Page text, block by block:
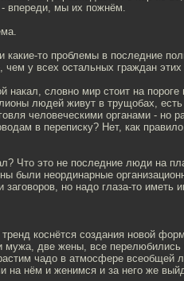
- впереди, мы их пожнём.
то проблемы в последние
у всех остальных граждан этих
накал, словно мир стоит на
людей живут в трущобах,
человеческими органами - но
в переписку? Нет, как
Что это не последние люди на
были неординарные
но надо глаза-то иметь
коснётся создания новой
мужа, две жены, все перелюбились
чадо в атмосфере всеобщей
на нём и женимся и за него же